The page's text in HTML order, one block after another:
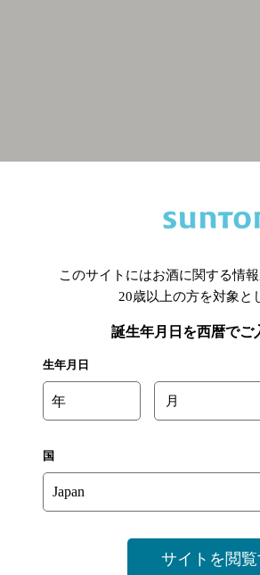
関連ページ
埼玉県のバー検索
このサイトにはお酒に関する情
20歳以上の方を対象と
誕生年月日を西暦でご
生年月日
年 月
国
サイトを閲覧